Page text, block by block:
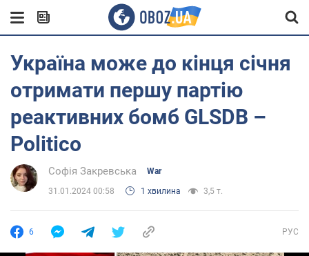
Україна може до кінця січня
отримати першу партію
реактивних бомб GLSDB –
Politico
Софія Закревська War
31.01.2024 00:58 1 хвилина 3,5 т.
6 РУС